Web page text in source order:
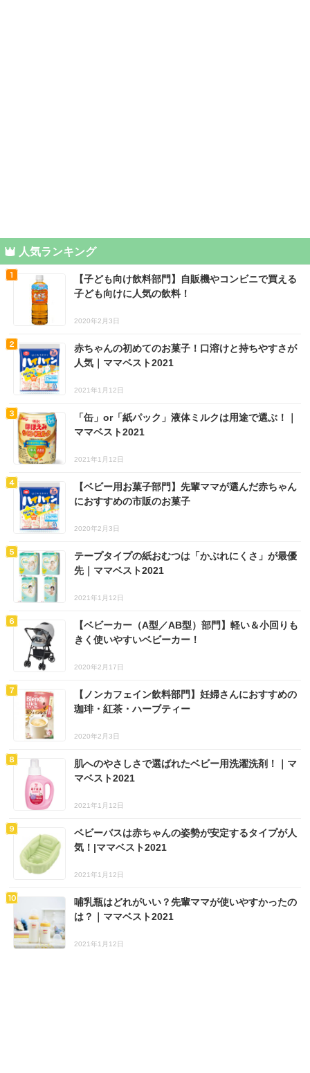
人気ランキング
【子ども向け飲料部門】自販機やコンビニで買える
子ども向けに人気の飲料！
2020年2月3日
赤ちゃんの初めてのお菓子！口溶けと持ちやすさが
人気｜ママベスト2021
2021年1月12日
「缶」or「紙パック」液体ミルクは用途で選ぶ！｜
ママベスト2021
2021年1月12日
【ベビー用お菓子部門】先輩ママが選んだ赤ちゃん
におすすめの市販のお菓子
2020年2月3日
テープタイプの紙おむつは「かぶれにくさ」が最優
先｜ママベスト2021
2021年1月12日
【ベビーカー（A型／AB型）部門】軽い＆小回りも
きく使いやすいベビーカー！
2020年2月17日
【ノンカフェイン飲料部門】妊婦さんにおすすめの
珈琲・紅茶・ハーブティー
2020年2月3日
肌へのやさしさで選ばれたベビー用洗濯洗剤！｜マ
マベスト2021
2021年1月12日
ベビーバスは赤ちゃんの姿勢が安定するタイプが人
気！|ママベスト2021
2021年1月12日
哺乳瓶はどれがいい？先輩ママが使いやすかったの
は？｜ママベスト2021
2021年1月12日